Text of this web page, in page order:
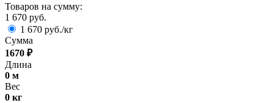
Товаров на сумму:
1 670 руб.
1 670 руб./кг
Сумма
1670 ₽
Длина
0 м
Вес
0 кг